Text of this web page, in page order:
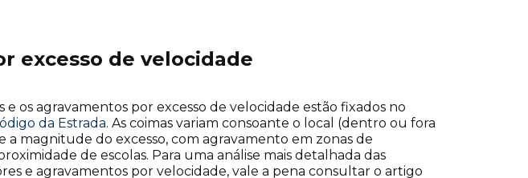
excesso de velocidade
e os agravamentos por excesso de velocidade estão fixados no
da Estrada. As coimas variam consoante o local (dentro ou fora
a magnitude do excesso, com agravamento em zonas de
de escolas. Para uma análise mais detalhada das
e agravamentos por velocidade, vale a pena consultar o artigo